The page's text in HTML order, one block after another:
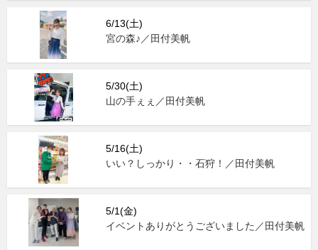
6/13(土)
宮の森♪／田付美帆
5/30(土)
山の手ぇぇ／田付美帆
5/16(土)
いい？しっかり・・石狩！／田付美帆
5/1(金)
イベントありがとうございました／田付美帆